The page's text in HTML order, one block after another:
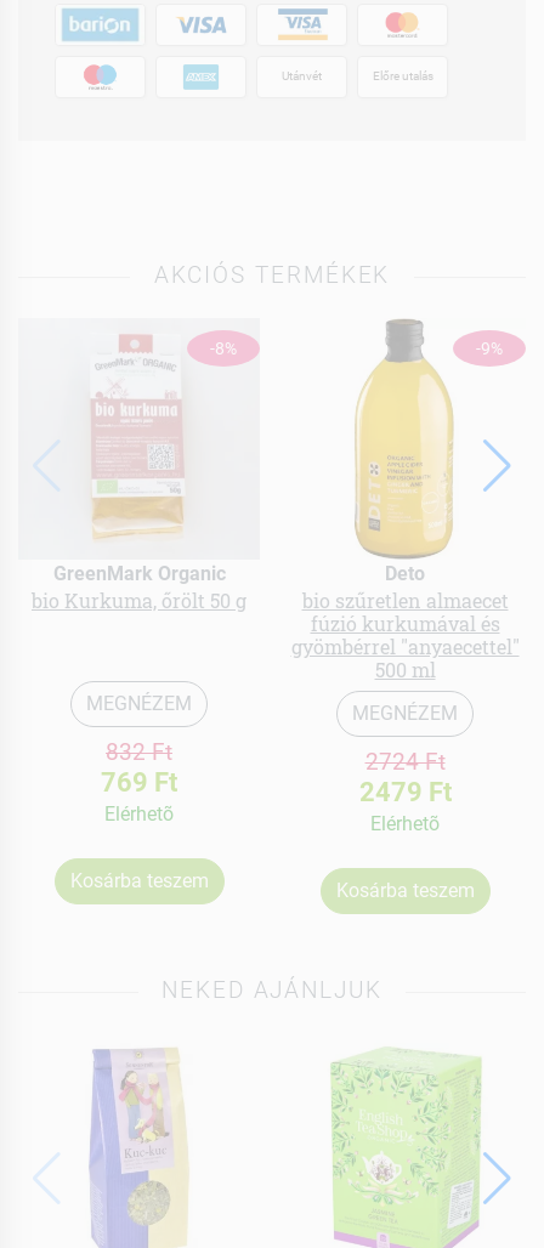
Utánvét Előre utalás
AKCIÓS TERMÉKEK
-8%
GreenMark Organic
bio Kurkuma, őrölt 50 g
MEGNÉZEM
832 Ft
769 Ft
Elérhetõ
Kosárba teszem
-9%
Deto
bio szűretlen almaecet
fúzió kurkumával és
gyömbérrel "anyaecettel"
500 ml
MEGNÉZEM
2724 Ft
2479 Ft
Elérhetõ
Kosárba teszem
NEKED AJÁNLJUK